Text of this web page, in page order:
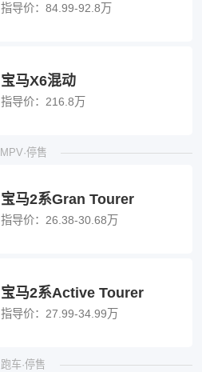
指导价： 84.99-92.8万
宝马X6混动
指导价： 216.8万
MPV·停售
宝马2系Gran Tourer
指导价： 26.38-30.68万
宝马2系Active Tourer
指导价： 27.99-34.99万
跑车·停售